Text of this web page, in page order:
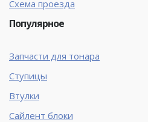
Схема проезда
Популярное
Запчасти для тонара
Ступицы
Втулки
Сайлент блоки